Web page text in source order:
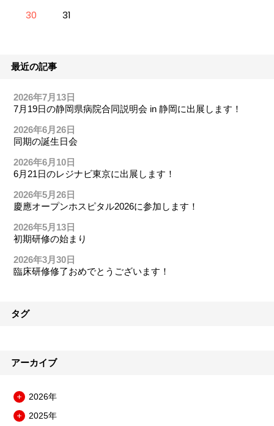
30
31
最近の記事
2026年7月13日
7月19日の静岡県病院合同説明会 in 静岡に出展します！
2026年6月26日
同期の誕生日会
2026年6月10日
6月21日のレジナビ東京に出展します！
2026年5月26日
慶應オープンホスピタル2026に参加します！
2026年5月13日
初期研修の始まり
2026年3月30日
臨床研修修了おめでとうございます！
タグ
アーカイブ
2026年
ニ 2025年